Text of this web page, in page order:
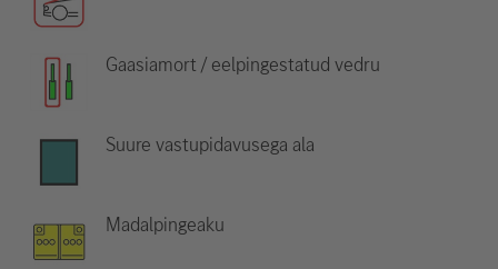
Gaasiamort / eelpingestatud vedru
Suure vastupidavusega ala
Madalpingeaku